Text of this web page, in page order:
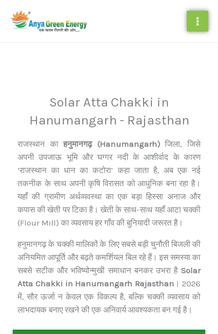
content
Solar Atta Chakki in
Hanumangarh - Rajasthan
राजस्थान काहनुमानगढ़ (Hanumangarh)जिला, जिसे
अपनी उपजाऊ भूमि और घग्गर नदी के आशीर्वाद के कारण
‘राजस्थान का धान का कटोरा’ कहा जाता है, अब एक नई
तकनीक के साथ अपनी कृषि विरासत को आधुनिक बना रहा है।
यहाँ की ग्रामीण अर्थव्यवस्था का एक बड़ा हिस्सा अनाज और
कपास की खेती पर टिका है। खेती के साथ-साथ यहाँ आटा चक्की
(Flour Mill) का व्यवसाय हर गाँव की बुनियादी जरूरत है।
हनुमानगढ़ के चक्की मालिकों के लिए सबसे बड़ी चुनौती बिजली की
अनियमित आपूर्ति और बढ़ते कमर्शियल बिल रहे हैं। इस समस्या का
सबसे सटीक और भविष्योन्मुखी समाधान बनकर उभरा है Solar
Atta Chakki in Hanumangarh Rajasthan । 2026
में, सौर ऊर्जा न केवल एक विकल्प है, बल्कि चक्की व्यवसाय को
लाभदायक बनाए रखने की एक अनिवार्य आवश्यकता बन गई है।